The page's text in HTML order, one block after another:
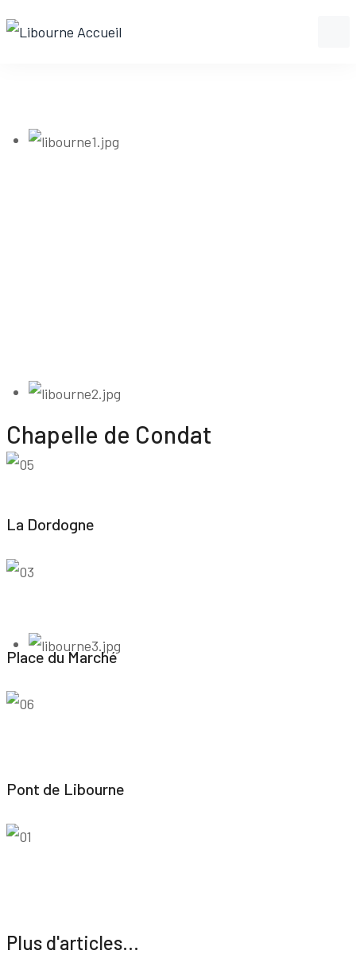
Chapelle de Condat
La Dordogne
Place du Marché
Pont de Libourne
Plus d'articles...